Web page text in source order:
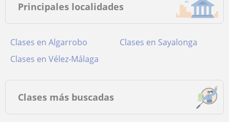
Principales localidades
Clases en Algarrobo
Clases en Sayalonga
Clases en Vélez-Málaga
Clases más buscadas